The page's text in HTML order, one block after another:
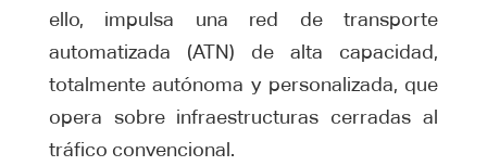
ello, impulsa una red de transporte
automatizada (ATN) de alta capacidad,
totalmente autónoma y personalizada, que
opera sobre infraestructuras cerradas al
tráfico convencional.